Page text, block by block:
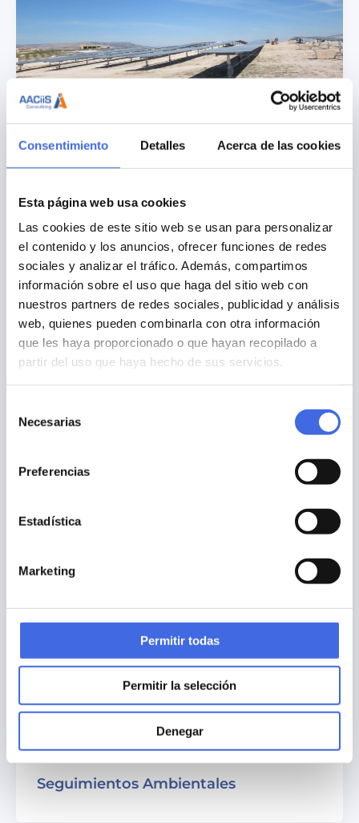
Consentimiento Detalles Acerca de las cookies
Esta página web usa cookies
Las cookies de este sitio web se usan para personalizar
el contenido y los anuncios, ofrecer funciones de redes
sociales y analizar el tráfico. Además, compartimos
información sobre el uso que haga del sitio web con
nuestros partners de redes sociales, publicidad y análisis
web, quienes pueden combinarla con otra información
que les haya proporcionado o que hayan recopilado a
partir del uso que haya hecho de sus servicios.
Necesarias
Preferencias
Estadística
Marketing
Permitir todas
Permitir la selección
Denegar
Seguimiento ambiental en la fase
Albeta (Zaragoza)
Seguimientos Ambientales